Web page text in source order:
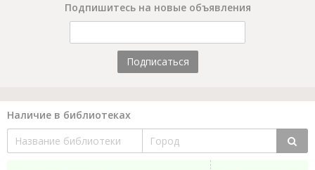
Подпишитесь на новые объявления
Подписаться
Наличие в библиотеках